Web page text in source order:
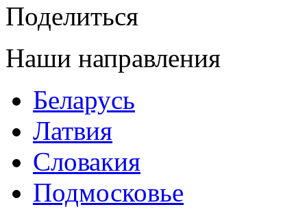
Поделиться
Наши направления
Беларусь
Латвия
Словакия
Подмосковье